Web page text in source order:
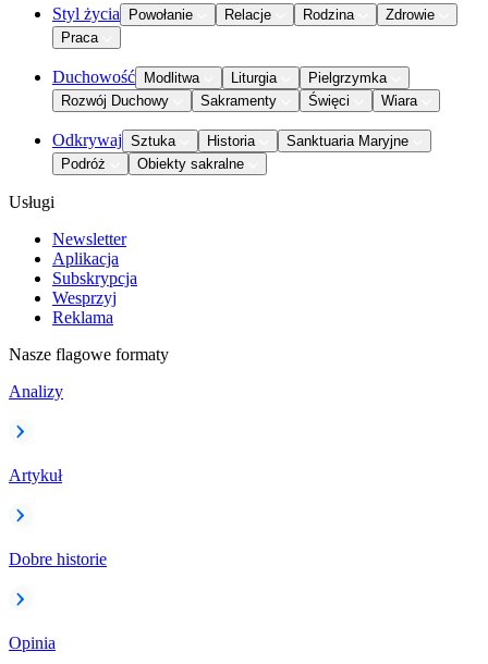
Styl życia Powołanie Relacje Rodzina
Zdrowie
Praca
Duchowość Modlitwa Liturgia
Pielgrzymka
Rozwój Duchowy
Sakramenty Święci Wiara
Odkrywaj Sztuka Historia
Sanktuaria Maryjne
Podróż
Obiekty sakralne
Usługi
Newsletter
Aplikacja
Subskrypcja
Wesprzyj
Reklama
Nasze flagowe formaty
Analizy
Artykuł
Dobre historie
Opinia